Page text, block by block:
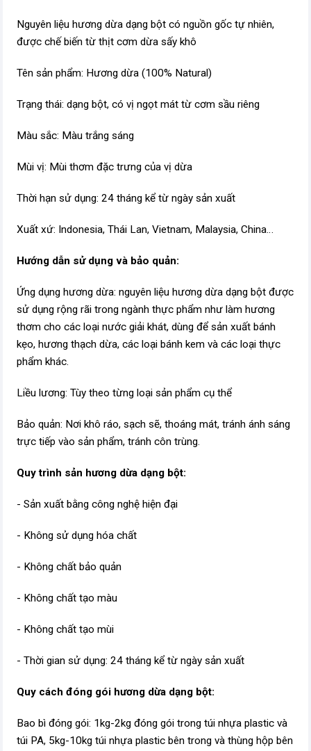
Nguyên liệu hương dừa dạng bột có nguồn gốc tự nhiên,
được chế biến từ thịt cơm dừa sấy khô
Tên sản phẩm: Hương dừa (100% Natural)
Trạng thái: dạng bột, có vị ngọt mát từ cơm sầu riêng
Màu sắc: Màu trắng sáng
Mùi vị: Mùi thơm đặc trưng của vị dừa
Thời hạn sử dụng: 24 tháng kể từ ngày sản xuất
Xuất xứ: Indonesia, Thái Lan, Vietnam, Malaysia, China…
Hướng dẫn sử dụng và bảo quản:
Ứng dụng hương dừa: nguyên liệu hương dừa dạng bột được
sử dụng rộng rãi trong ngành thực phẩm như làm hương
thơm cho các loại nước giải khát, dùng để sản xuất bánh
kẹo, hương thạch dừa, các loại bánh kem và các loại thực
phẩm khác.
Liều lương: Tùy theo từng loại sản phẩm cụ thể
Bảo quản: Nơi khô ráo, sạch sẽ, thoáng mát, tránh ánh sáng
trực tiếp vào sản phẩm, tránh côn trùng.
Quy trình sản hương dừa dạng bột:
- Sản xuất bằng công nghệ hiện đại
- Không sử dụng hóa chất
- Không chất bảo quản
- Không chất tạo màu
- Không chất tạo mùi
- Thời gian sử dụng: 24 tháng kể từ ngày sản xuất
Quy cách đóng gói hương dừa dạng bột:
Bao bì đóng gói: 1kg-2kg đóng gói trong túi nhựa plastic và
túi PA, 5kg-10kg túi nhựa plastic bên trong và thùng hộp bên